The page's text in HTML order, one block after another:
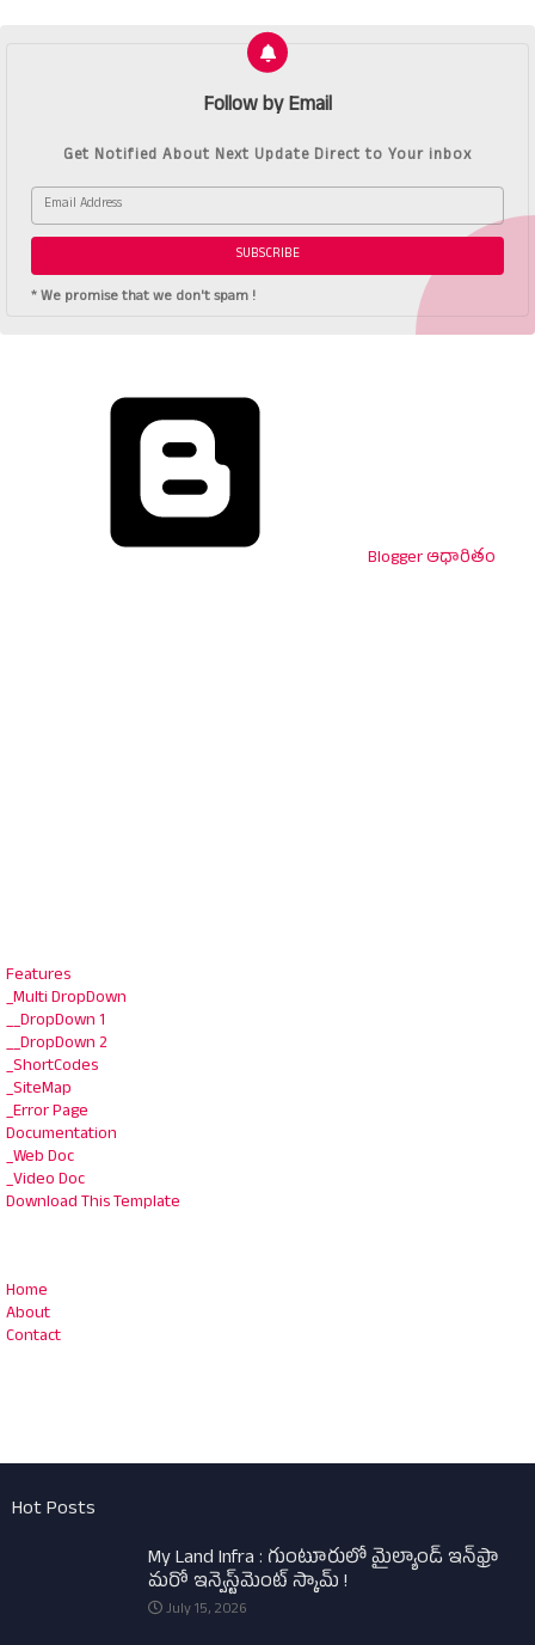
Follow by Email
Get Notified About Next Update Direct to Your inbox
* We promise that we don't spam !
Blogger ఆధారితం
Features
_Multi DropDown
__DropDown 1
__DropDown 2
_ShortCodes
_SiteMap
_Error Page
Documentation
_Web Doc
_Video Doc
Download This Template
Home
About
Contact
Hot Posts
My Land Infra : గుంటూరులో మైల్యాండ్ ఇన్‌ఫ్రా
మరో ఇన్వెస్ట్‌మెంట్ స్కామ్ !
July 15, 2026